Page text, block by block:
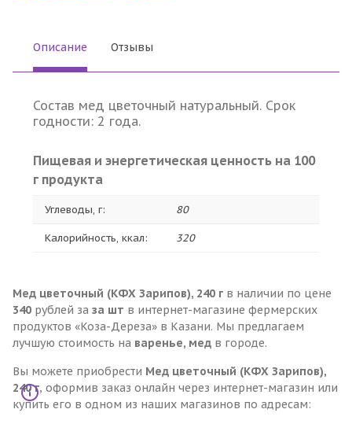
Описание Отзывы
Состав мед цветочный натуральный. Срок
годности: 2 года.
Пищевая и энергетическая ценность на 100
г продукта
Углеводы, г: 80
Калорийность, ккал: 320
Мед цветочный (КФХ Зарипов), 240 г в наличии по цене
340 рублей за за шт в интернет-магазине фермерских
продуктов «Коза-Дереза» в Казани. Мы предлагаем
лучшую стоимость на варенье, мед в городе.
Вы можете приобрести Мед цветочный (КФХ Зарипов),
240 г, оформив заказ онлайн через интернет-магазин или
купить его в одном из наших магазинов по адресам: